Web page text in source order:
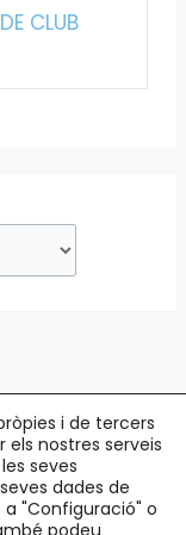
CLUB
Maristany, 5-7
i de tercers
nostres serveis
seves
dades de
"Configuració" o
podeu